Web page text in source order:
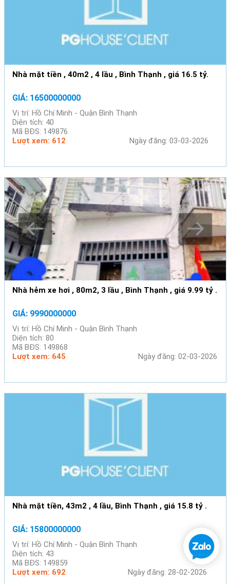
Nhà mặt tiền , 40m2 , 4 lầu , Bình Thạnh , giá 16.5 tỷ.
GIÁ: 16500000000
Vị trí: Hồ Chí Minh - Quận Bình Thạnh
Diện tích: 40
Mã BĐS: 149876
Lượt xem: 612
Ngày đăng: 03-03-2026
Nhà hẻm xe hơi , 80m2, 3 lầu , Bình Thạnh , giá 9.99 tỷ .
GIÁ: 9990000000
Vị trí: Hồ Chí Minh - Quận Bình Thạnh
Diện tích: 80
Mã BĐS: 149868
Lượt xem: 645
Ngày đăng: 02-03-2026
Nhà mặt tiền, 43m2 , 4 lầu, Bình Thạnh , giá 15.8 tỷ .
GIÁ: 15800000000
Vị trí: Hồ Chí Minh - Quận Bình Thạnh
Diện tích: 43
Mã BĐS: 149859
Lượt xem: 692
Ngày đăng: 28-02-2026